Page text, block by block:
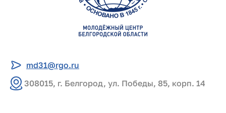
md31@rgo.ru
308015, г. Белгород, ул. Победы, 85, корп. 14